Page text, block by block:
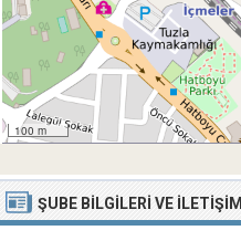
100 m
ŞUBE BILGILERI VE İLETIŞIM